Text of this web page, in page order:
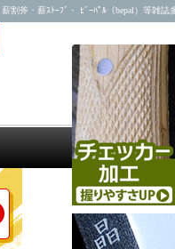
斧・薪ｽﾄｰﾌﾞ・ ﾋﾞｰﾊﾟﾙ（bepal）等雑誌